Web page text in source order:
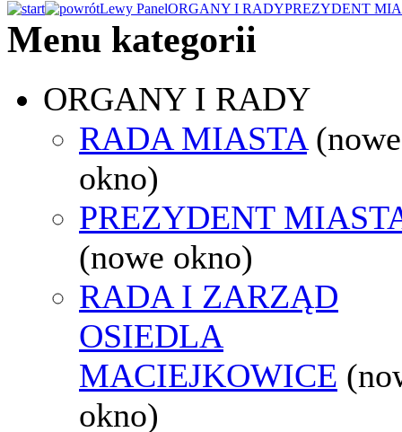
Lewy PanelORGANY I RADYPREZYDENT
Menu kategorii
ORGANY I RADY
RADA MIASTA (nowe
okno)
PREZYDENT
(nowe okno)
RADA I ZARZĄD
OSIEDLA
MACIEJKOWICE
okno)